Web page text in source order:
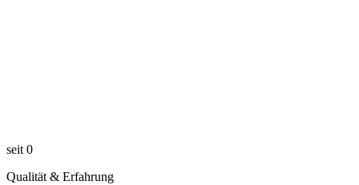
seit 0
Qualität & Erfahrung